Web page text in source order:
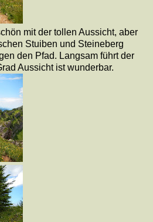
mit der tollen Aussicht, aber
Stuiben und Steineberg
den Pfad. Langsam führt der
Aussicht ist wunderbar.